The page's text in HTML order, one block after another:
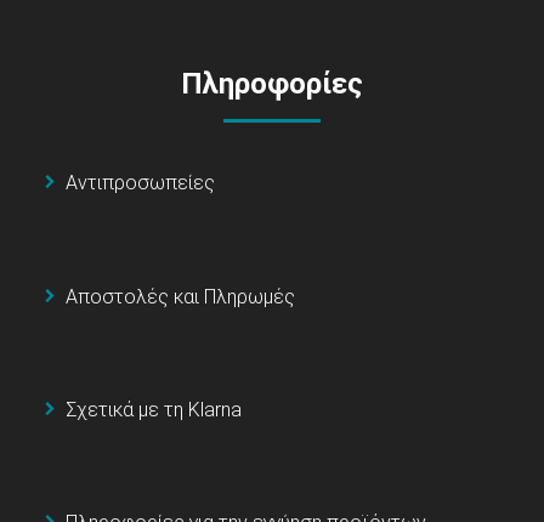
Πληροφορίες
Αντιπροσωπείες
Αποστολές και Πληρωμές
Σχετικά με τη Klarna